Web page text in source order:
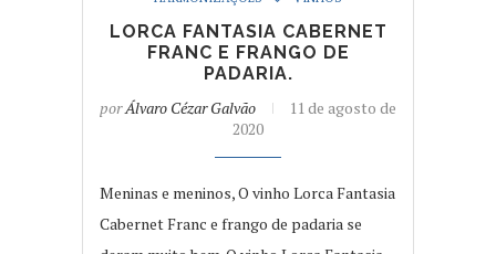
LORCA FANTASIA CABERNET
FRANC E FRANGO DE
PADARIA.
porÁlvaro Cézar Galvão
11 de agosto de
2020
Meninas e meninos, O vinho Lorca Fantasia
Cabernet Franc e frango de padaria se